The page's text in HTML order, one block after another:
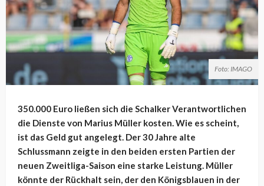
Foto: IMAGO
350.000 Euro ließen sich die Schalker Verantwortlichen
die Dienste von Marius Müller kosten. Wie es scheint,
ist das Geld gut angelegt. Der 30 Jahre alte
Schlussmann zeigte in den beiden ersten Partien der
neuen Zweitliga-Saison eine starke Leistung. Müller
könnte der Rückhalt sein, der den Königsblauen in der